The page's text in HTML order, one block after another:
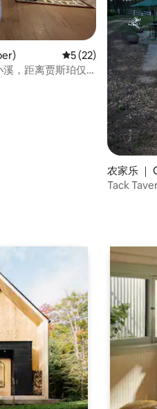
平均评分 5 分（满
5 (22)
，距离贾斯珀仅7
农家乐 ｜
Tack